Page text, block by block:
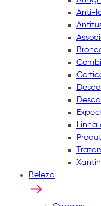
Anti-
Linha
Beleza